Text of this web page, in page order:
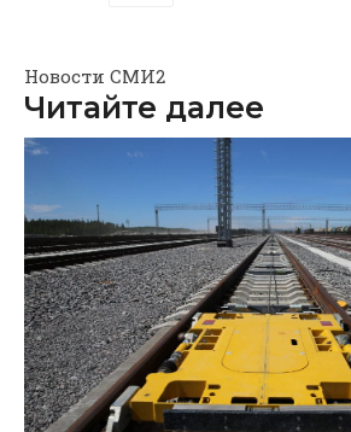
Новости СМИ2
Читайте далее